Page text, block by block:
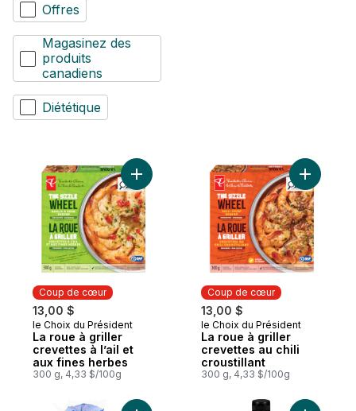
Offres
Magasinez des
produits
canadiens
Diététique
Coup de cœur
13,00 $
Coup de cœur
le Choix du Président
La roue à griller
crevettes à l’ail et
aux fines herbes
300 g, 4,33 $/100g
Ajouter La roue à griller crevettes à l’ail
Coup de cœur
13,00 $
Coup de cœur
le Choix du Président
La roue à griller
crevettes au chili
croustillant
300 g, 4,33 $/100g
Ajouter